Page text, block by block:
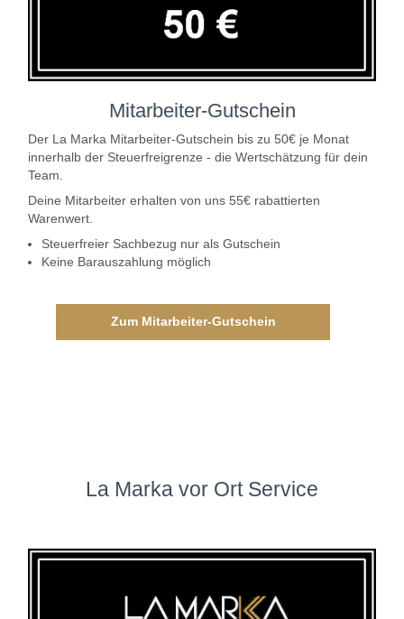
Mitarbeiter-Gutschein
Der La Marka Mitarbeiter-Gutschein bis zu 50€ je Monat
innerhalb der Steuerfreigrenze - die Wertschätzung für dein
Team.
Deine Mitarbeiter erhalten von uns 55€ rabattierten
Warenwert.
Steuerfreier Sachbezug nur als Gutschein
Keine Barauszahlung möglich
Zum Mitarbeiter-Gutschein
La Marka vor Ort Service